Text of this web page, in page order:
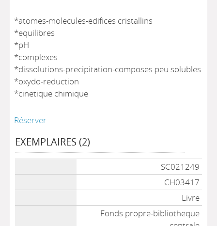
*atomes-molecules-edifices cristallins
*equilibres
*pH
*complexes
*dissolutions-precipitation-composes peu solubles
*oxydo-reduction
*cinetique chimique
Réserver
EXEMPLAIRES (2)
SC021249
CH03417
Livre
Fonds propre-bibliotheque